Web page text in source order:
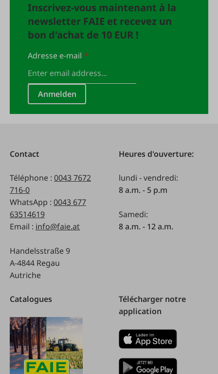
Inscrivez-vous maintenant à la
newsletter FAIE et recevez un
bon d'achat de 10 EUR !
Adresse e-mail*
Anmelden
Contact
Téléphone : 0043 7672
716-0
WhatsApp : 0043 677
63514619
Email : info@faie.at
Handelsstraße 9
A-4844 Regau
Autriche
Heures d'ouverture:
lundi - vendredi:
8 a.m. - 5 p.m
Samedi:
8 a.m. - 12 a.m.
Catalogues
Télécharger notre
application